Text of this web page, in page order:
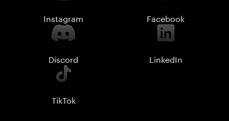
Instagram Facebook
Discord LinkedIn
TikTok